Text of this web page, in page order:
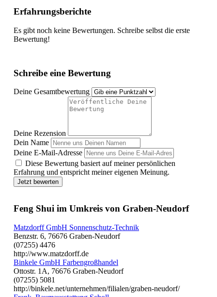
Erfahrungsberichte
Es gibt noch keine Bewertungen. Schreibe selbst die erste
Bewertung!
Schreibe eine Bewertung
Deine Gesamtbewertung
Deine Rezension
Dein Name
Deine E-Mail-Adresse
Diese Bewertung basiert auf meiner persönlichen
Erfahrung und entspricht meiner eigenen Meinung.
Jetzt bewerten
Feng Shui im Umkreis von Graben-Neudorf
Matzdorff GmbH Sonnenschutz-Technik
Benzstr. 6, 76676 Graben-Neudorf
(07255) 4476
http://www.matzdorff.de
Binkele GmbH Farbengroßhandel
Ottostr. 1A, 76676 Graben-Neudorf
(07255) 5081
http://binkele.net/unternehmen/filialen/graben-neudorf/